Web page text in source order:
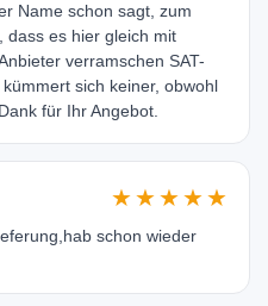
Name schon sagt, zum
dass es hier gleich mit
verramschen SAT-
sich keiner, obwohl
für Ihr Angebot.
★★★★★
schon wieder